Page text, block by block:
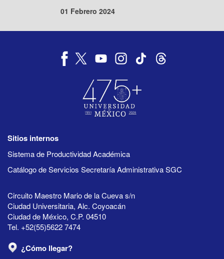
01 Febrero 2024
Sitios internos
Sistema de Productividad Académica
Catálogo de Servicios Secretaría Administrativa SGC
Circuito Maestro Mario de la Cueva s/n
Ciudad Universitaria, Alc. Coyoacán
Ciudad de México, C.P. 04510
Tel. +52(55)5622 7474
¿Cómo llegar?